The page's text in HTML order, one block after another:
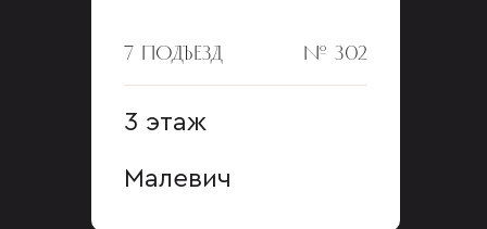
7 ПОДЪЕЗД № 302
3 этаж
Малевич